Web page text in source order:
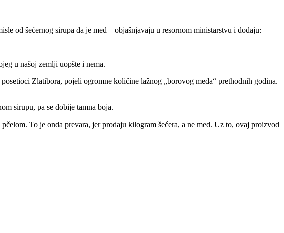
od šećernog sirupa da je med – objašnjavaju u resornom ministarstvu i dodaju:
u našoj zemlji uopšte i nema.
Zlatibora, pojeli ogromne količine lažnog „borovog meda“ prethodnih godina.
sirupu, pa se dobije tamna boja.
To je onda prevara, jer prodaju kilogram šećera, a ne med. Uz to, ovaj proizvod